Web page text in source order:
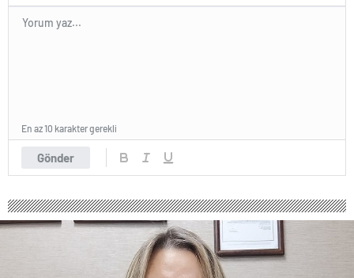
Gönder
En az 10 karakter gerekli